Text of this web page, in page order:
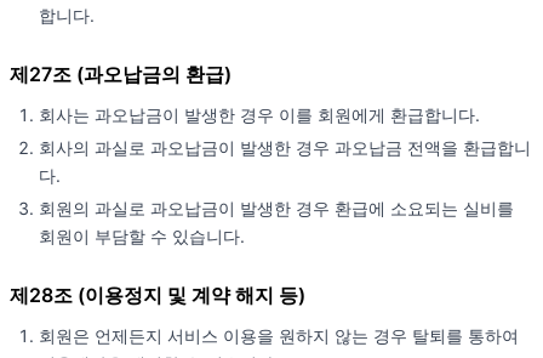
합니다.
제27조 (과오납금의 환급)
회사는 과오납금이 발생한 경우 이를 회원에게 환급합니다.
회사의 과실로 과오납금이 발생한 경우 과오납금 전액을 환급합니
다.
회원의 과실로 과오납금이 발생한 경우 환급에 소요되는 실비를
회원이 부담할 수 있습니다.
제28조 (이용정지 및 계약 해지 등)
회원은 언제든지 서비스 이용을 원하지 않는 경우 탈퇴를 통하여